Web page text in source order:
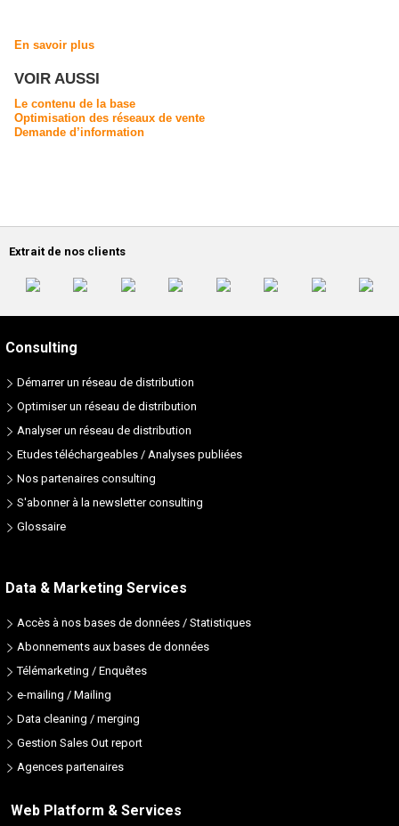
En savoir plus
VOIR AUSSI
Le contenu de la base
Optimisation des réseaux de vente
Demande d’information
Extrait de nos clients
Consulting
Démarrer un réseau de distribution
Optimiser un réseau de distribution
Analyser un réseau de distribution
Etudes téléchargeables / Analyses publiées
Nos partenaires consulting
S'abonner à la newsletter consulting
Glossaire
Data & Marketing Services
Accès à nos bases de données / Statistiques
Abonnements aux bases de données
Télémarketing / Enquêtes
e-mailing / Mailing
Data cleaning / merging
Gestion Sales Out report
Agences partenaires
Web Platform & Services